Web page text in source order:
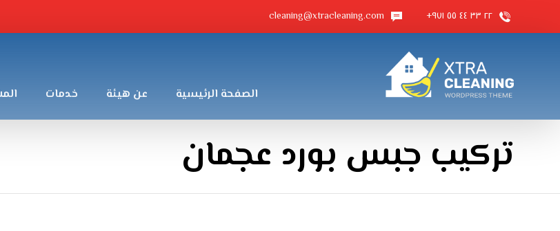
٢٢ ٣٣ ٤٤ ٥٥ ٩٧١+ cleaning@xtracleaning.com
الصفحة الرئيسية عن هيئة خدمات
تركيب جبس بورد عجمان